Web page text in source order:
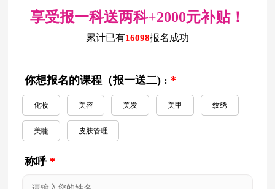
享受报一科送两科+2000元补贴！
累计已有16098报名成功
你想报名的课程（报一送二) : *
化妆 美容 美发 美甲 纹绣
美睫 皮肤管理
称呼 *